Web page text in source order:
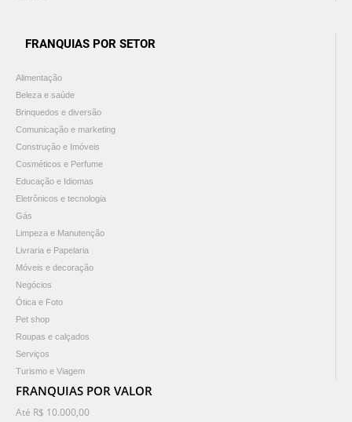
FRANQUIAS POR SETOR
Alimentação
Beleza e saúde
Brinquedos e diversão
Comunicação e marketing
Construção e Imóveis
Cosméticos e Perfume
Educação e Idiomas
Eletrônicos e tecnologia
Gás
Limpeza e Manutenção
Livraria e Papelaria
Móveis e decoração
Negócios
Ótica e Foto
Pet shop
Roupas e calçados
Serviços
Turismo e Viagem
FRANQUIAS POR VALOR
Até R$ 10.000,00